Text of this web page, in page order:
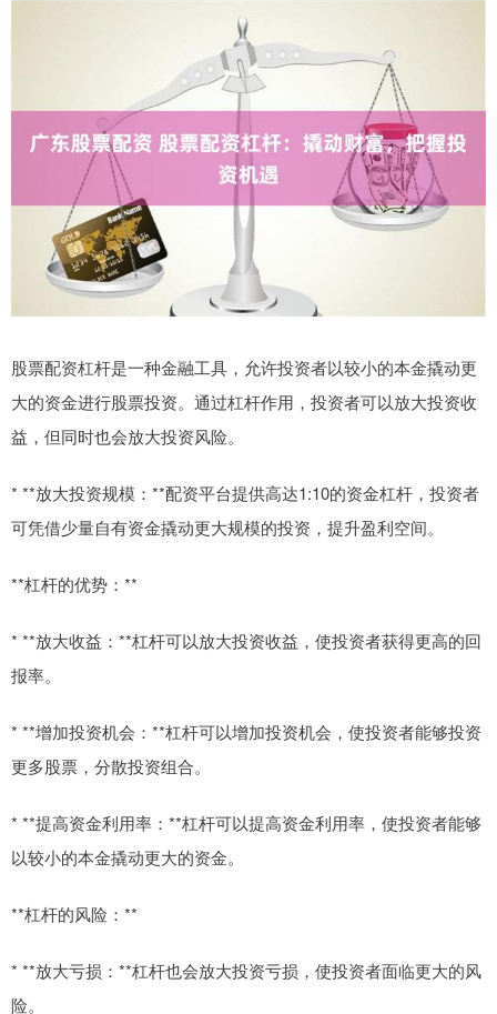
股票配资杠杆是一种金融工具，允许投资者以较小的本金撬动更
大的资金进行股票投资。通过杠杆作用，投资者可以放大投资收
益，但同时也会放大投资风险。
* **放大投资规模：**配资平台提供高达1:10的资金杠杆，投资者
可凭借少量自有资金撬动更大规模的投资，提升盈利空间。
**杠杆的优势：**
* **放大收益：**杠杆可以放大投资收益，使投资者获得更高的回
报率。
* **增加投资机会：**杠杆可以增加投资机会，使投资者能够投资
更多股票，分散投资组合。
* **提高资金利用率：**杠杆可以提高资金利用率，使投资者能够
以较小的本金撬动更大的资金。
**杠杆的风险：**
* **放大亏损：**杠杆也会放大投资亏损，使投资者面临更大的风
险。